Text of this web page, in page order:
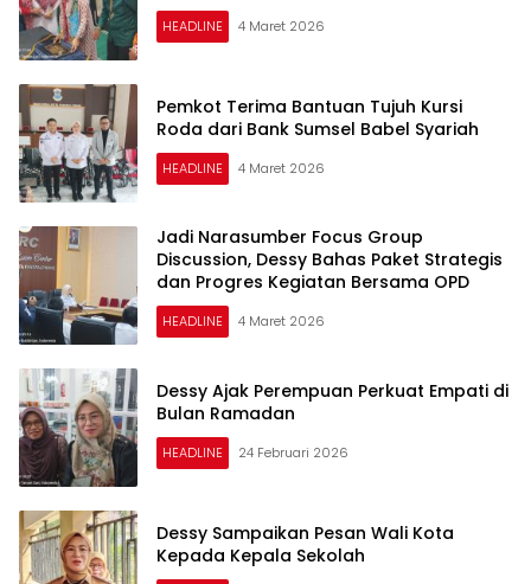
HEADLINE 4 Maret 2026
‎Pemkot Terima Bantuan Tujuh Kursi
Roda dari Bank Sumsel Babel Syariah
HEADLINE 4 Maret 2026
Jadi Narasumber Focus Group
Discussion, Dessy Bahas Paket Strategis
dan Progres Kegiatan Bersama OPD
HEADLINE 4 Maret 2026
Dessy Ajak Perempuan Perkuat Empati di
Bulan Ramadan
HEADLINE 24 Februari 2026
Dessy Sampaikan Pesan Wali Kota
Kepada Kepala Sekolah